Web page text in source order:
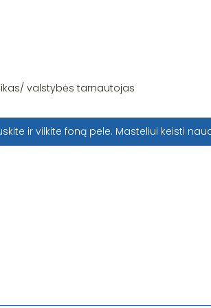
valstybės tarnautojas
ir vilkite foną pele. Masteliui keisti